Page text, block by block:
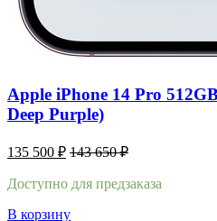
Apple iPhone 14 Pro
Deep Purple)
135 500 ₽ 143 650₽
Доступно для предзаказа
В корзину